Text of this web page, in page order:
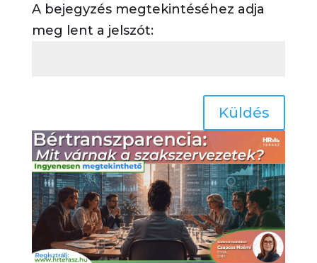
A bejegyzés megtekintéséhez adja
meg lent a jelszót:
Küldés